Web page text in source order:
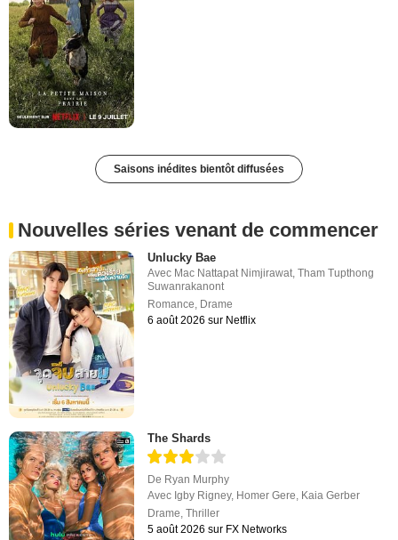
Saisons inédites bientôt diffusées
Nouvelles séries venant de commencer
Unlucky Bae
Avec Mac Nattapat Nimjirawat,Tham Tupthong
Suwanrakanont
Romance, Drame
6 août 2026 sur Netflix
The Shards
De Ryan Murphy
Avec Igby Rigney, Homer Gere, Kaia Gerber
Drame,Thriller
5 août 2026 sur FX Networks